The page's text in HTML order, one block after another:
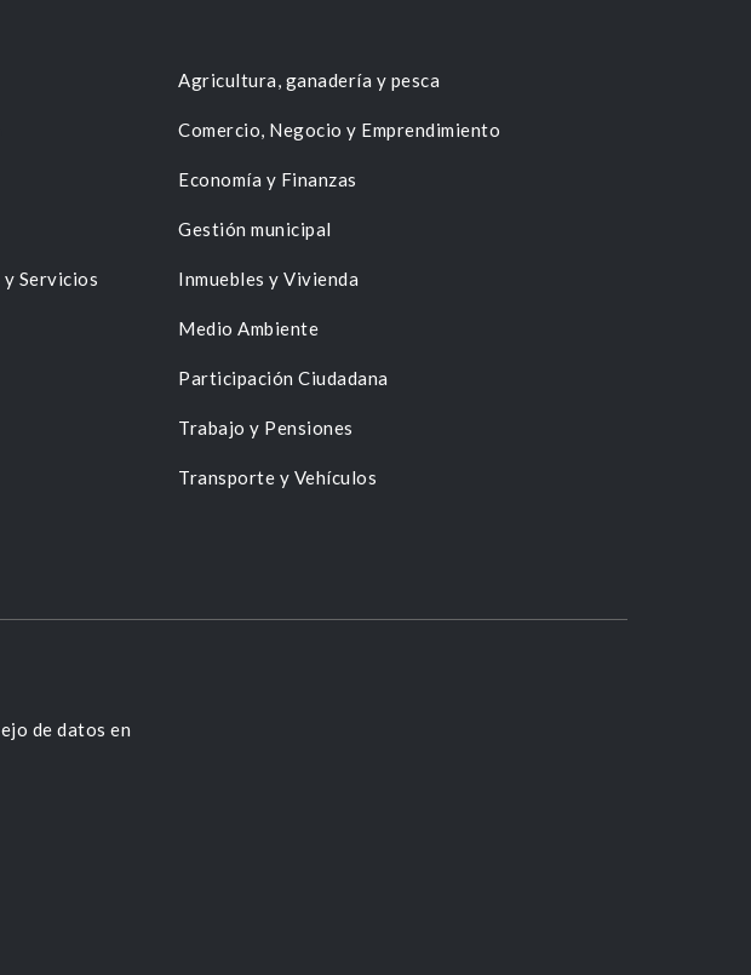
Agricultura, ganadería y pesca
Comercio, Negocio y Emprendimiento
Economía y Finanzas
Gestión municipal
Servicios
Inmuebles y Vivienda
Medio Ambiente
Participación Ciudadana
Trabajo y Pensiones
Transporte y Vehículos
de datos en